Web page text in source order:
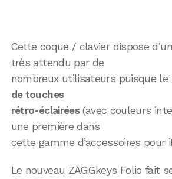
Cette coque / clavier dispose
très attendu par de
nombreux utilisateurs puisque le
de touches
rétro-éclairées(avec couleurs
une première dans
cette gamme d’accessoires pour
Le nouveau ZAGGkeys Folio fait